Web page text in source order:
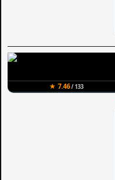
★ 7.46/ 133